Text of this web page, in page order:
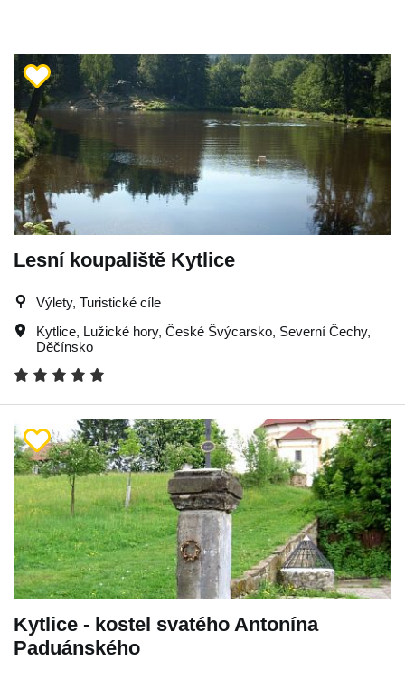
Lesní koupaliště Kytlice
Výlety, Turistické cíle
Kytlice, Lužické hory, České Švýcarsko, Severní Čechy,
Děčínsko
Kytlice - kostel svatého Antonína
Paduánského